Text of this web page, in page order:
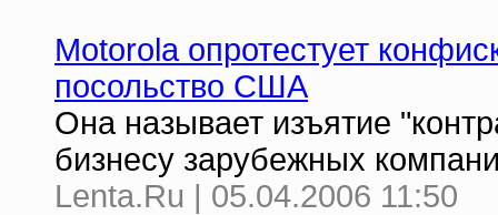
Motorola опротестует
посольство США
Она называет изъятие
бизнесу зарубежных
Lenta.Ru | 05.04.2006 11:50